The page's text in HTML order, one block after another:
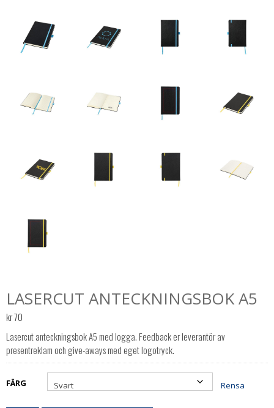
LASERCUT ANTECKNINGSBOK A5
kr70
Lasercut anteckningsbok A5 med logga. Feedback er leverantör av
presentreklam och give-aways med eget logotryck.
FÄRG Rensa